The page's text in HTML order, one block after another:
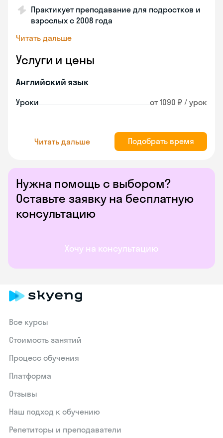
Нужна помощь с выбором?
Оставьте заявку на бесплатную
консультацию
Хочу на консультацию
Практикует преподавание для подростков и
взрослых с 2008 года
Читать дальше
Услуги и цены
Английский язык
Уроки от 1090 ₽ / урок
Читать дальше Подобрать время
Все курсы
Стоимость занятий
Процесс обучения
Платформа
Отзывы
Наш подход к обучению
Репетиторы и преподаватели